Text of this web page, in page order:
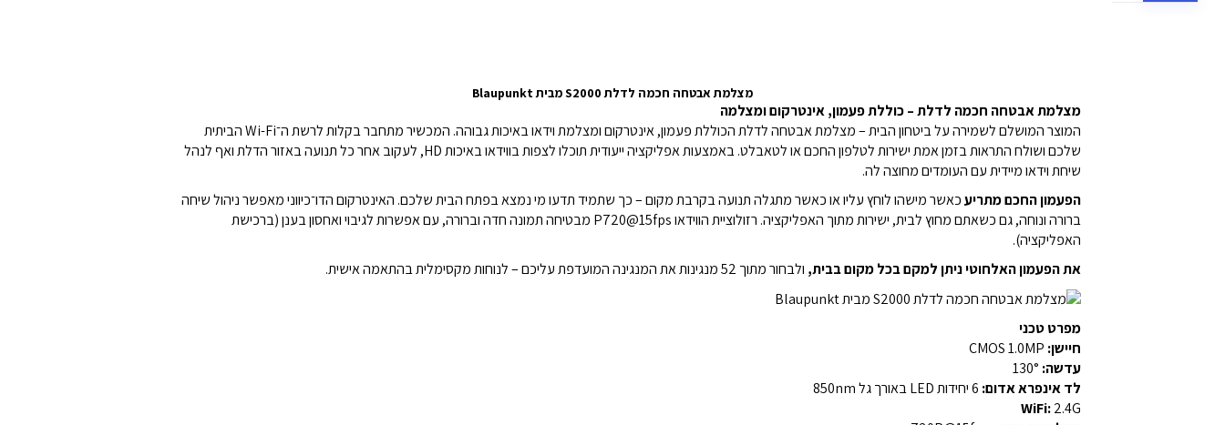
מצלמת אבטחה חכמה לדלת S2000 מבית Blaupunkt
מצלמת אבטחה חכמה לדלת – כוללת פעמון, אינטרקום ומצלמה
המוצר המושלם לשמירה על ביטחון הבית – מצלמת אבטחה לדלת הכוללת פעמון, אינטרקום ומצלמת וידאו באיכות גבוהה.
המכשיר מתחבר בקלות לרשת ה־Wi-Fi הביתית
שלכם ושולח התראות בזמן אמת ישירות לטלפון החכם או לטאבלט.
באמצעות אפליקציה ייעודית תוכלו לצפות בווידאו באיכות HD, לעקוב אחר כל תנועה באזור הדלת ואף לנהל
שיחת וידאו מיידית עם העומדים מחוצה לה.
הפעמון החכם מתריעכאשר מישהו לוחץ עליו או כאשר מתגלה תנועה בקרבת מקום – כך שתמיד תדעו מי נמצא בפתח הבית שלכם. האינטרקום הדו־כיווני מאפשר ניהול שיחה
ברורה ונוחה, גם כשאתם מחוץ לבית, ישירות מתוך האפליקציה.
רזולוציית הווידאו P720@15fps מבטיחה תמונה חדה וברורה, עם אפשרות לגיבוי ואחסון בענן (ברכישת
האפליקציה).
את הפעמון האלחוטי ניתן למקם בכל מקום בבית, ולבחור מתוך 52 מנגינות את המנגינה המועדפת עליכם – לנוחות מקסימלית בהתאמה אישית.
מפרט טכני
חיישן:
עדשה:
לד אינפרא אדום:
WiFi:2.4G